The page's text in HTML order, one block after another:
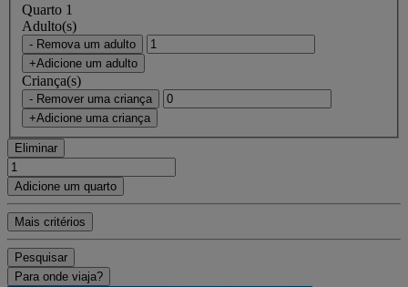
Quarto 1
Adulto(s)
- Remova um adulto
+Adicione um adulto
Criança(s)
- Remover uma criança
+Adicione uma criança
Eliminar
Adicione um quarto
Mais critérios
Pesquisar
Para onde viaja?